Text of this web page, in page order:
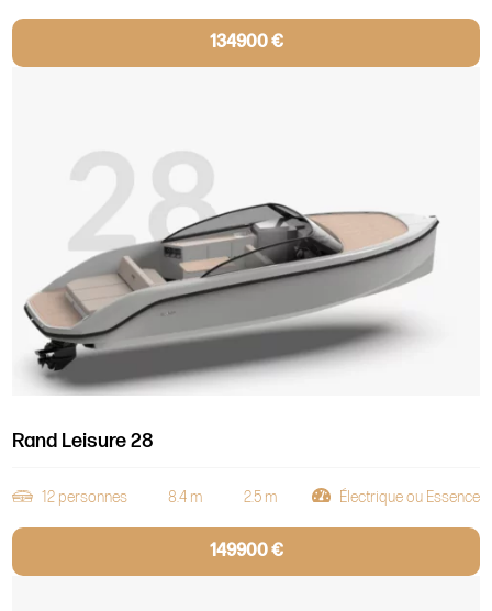
134900 €
Rand Leisure 28
12 personnes 8.4 m 2.5 m Électrique ou Essence
149900 €